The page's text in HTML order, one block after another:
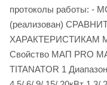
протоколы работы: -
(реализован)
Свойство МАП PRO
TITANATOR 1